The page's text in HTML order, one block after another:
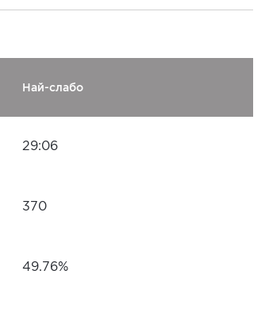
Най-слабо
29:06
370
49.76%